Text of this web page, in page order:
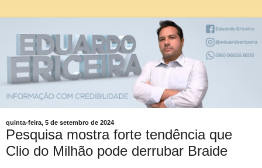
quinta-feira, 5 de setembro de 2024
Pesquisa mostra forte tendência que
Clio do Milhão pode derrubar Braide